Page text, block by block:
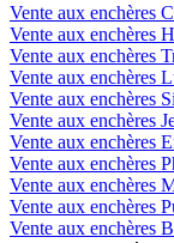
Vente aux enchères
Vente aux enchères
Vente aux enchères
Vente aux enchères
Vente aux enchères
Vente aux enchères
Vente aux enchères
Vente aux enchères
Vente aux enchères
Vente aux enchères
Vente aux enchères